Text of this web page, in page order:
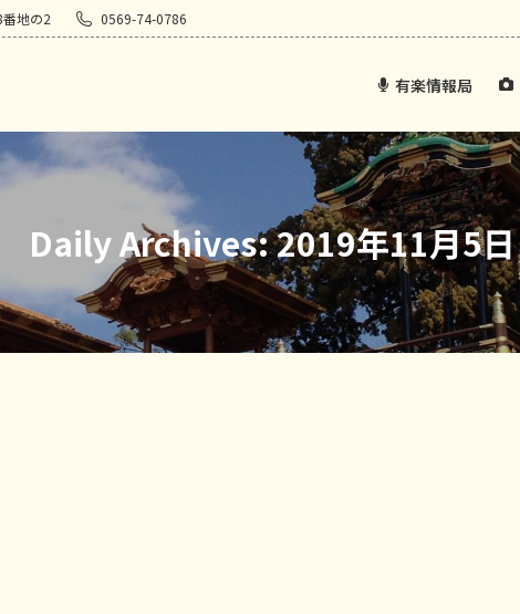
地の2 0569-74-0786
有楽情報局
Daily Archives:2019年11月5日